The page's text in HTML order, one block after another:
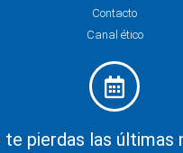
Contacto
Canal ético
te pierdas las últimas